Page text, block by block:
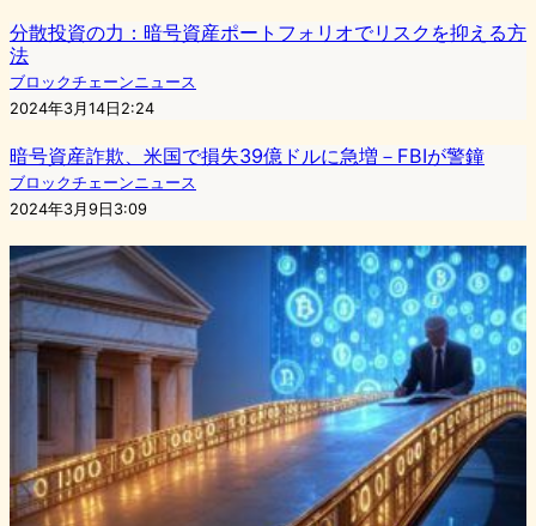
分散投資の力：暗号資産ポートフォリオでリスクを抑える方
法
ブロックチェーンニュース
2024年3月14日2:24
暗号資産詐欺、米国で損失39億ドルに急増－FBIが警鐘
ブロックチェーンニュース
2024年3月9日3:09